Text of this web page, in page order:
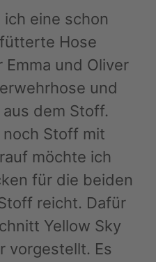
eine schon
Hose
und Oliver
und
dem Stoff.
noch Stoff mit
möchte ich
für die beiden
reicht. Dafür
Yellow Sky
vorgestellt. Es